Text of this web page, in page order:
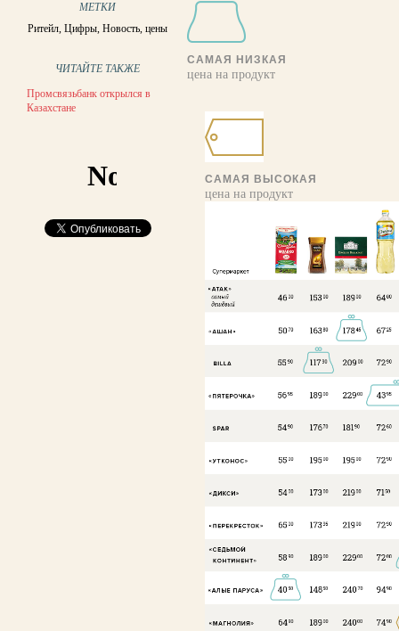
МЕТКИ
Ритейл,Цифры,Новость,цены
ЧИТАЙТЕ ТАКЖЕ
Промсвязьбанк открылся в
Казахстане
САМАЯ НИЗКАЯ
цена на продукт
САМАЯ ВЫСОКАЯ
цена на продукт